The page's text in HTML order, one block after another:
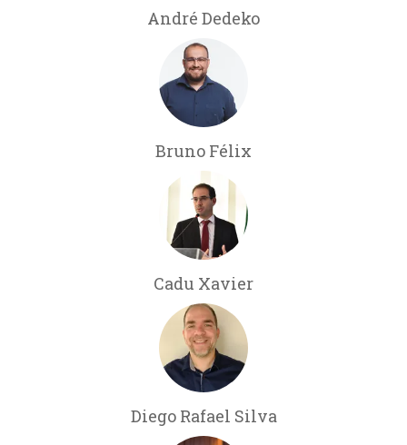
André Dedeko
Bruno Félix
Cadu Xavier
Diego Rafael Silva